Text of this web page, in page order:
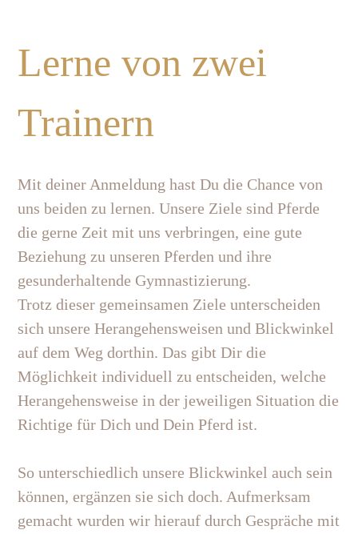
Lerne von zwei
Trainern
Mit deiner Anmeldung hast Du die Chance von
uns beiden zu lernen. Unsere Ziele sind Pferde
die gerne Zeit mit uns verbringen, eine gute
Beziehung zu unseren Pferden und ihre
gesunderhaltende Gymnastizierung.
Trotz dieser gemeinsamen Ziele unterscheiden
sich unsere Herangehensweisen und Blickwinkel
auf dem Weg dorthin. Das gibt Dir die
Möglichkeit individuell zu entscheiden, welche
Herangehensweise in der jeweiligen Situation die
Richtige für Dich und Dein Pferd ist.
So unterschiedlich unsere Blickwinkel auch sein
können, ergänzen sie sich doch. Aufmerksam
gemacht wurden wir hierauf durch Gespräche mit